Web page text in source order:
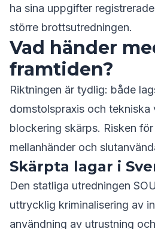
ha sina uppgifter
större brottsutredningen.
Vad händer
framtiden?
Riktningen är tydlig: både
domstolspraxis och
blockering skärps. Risken
mellanhänder och
Skärpta lagar i
Den statliga utredningen
uttrycklig kriminalisering av
användning av utrustning